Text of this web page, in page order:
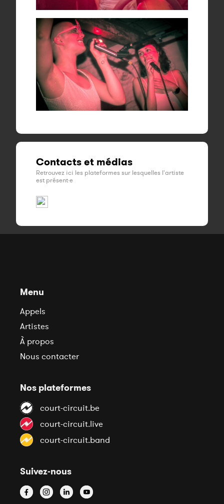
Contacts et médias
Retrouvez ici les plateformes sur lesquelles l'artiste
est présent·e
Menu
Appels
Artistes
À propos
Nous contacter
Nos plateformes
court-circuit.be
court-circuit.live
court-circuit.band
Suivez-nous